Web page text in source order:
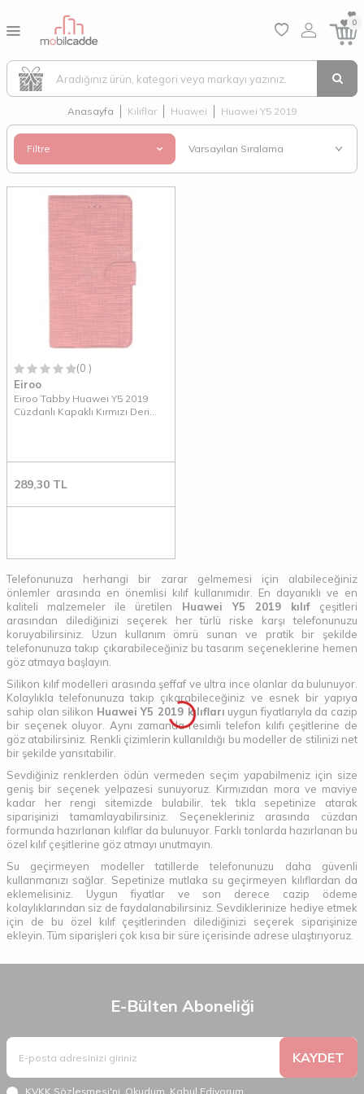
0
Anasayfa Kılıflar Huawei Huawei Y5 2019
Filtre
(0 )
Eiroo
Eiroo Tabby Huawei Y5 2019
Cüzdanlı Kapaklı Kırmızı Deri
289,30 TL
Telefonunuza herhangi bir zarar gelmemesi için alabileceğiniz
önlemler arasında en önemlisi kılıf kullanımıdır. En dayanıklı ve en
kaliteli malzemeler ile üretilen Huawei Y5 2019 kılıf çeşitleri
arasından dilediğinizi seçerek her türlü riske karşı telefonunuzu
koruyabilirsiniz. Uzun kullanım ömrü sunan ve pratik bir şekilde
telefonunuza takıp çıkarabileceğiniz bu tasarım seçeneklerine hemen
göz atmaya başlayın.
Silikon kılıf modelleri arasında şeffaf ve ultra ince olanlar da bulunuyor.
Kolaylıkla telefonunuza takıp çıkarabileceğiniz ve esnek bir yapıya
sahip olan silikon Huawei Y5 2019 kılıfları uygun fiyatlarıyla da cazip
bir seçenek oluyor. Aynı zamanda resimli telefon kılıfı çeşitlerine de
göz atabilirsiniz. Renkli çizimlerin kullanıldığı bu modeller de stilinizi net
bir şekilde yansıtabilir.
Sevdiğiniz renklerden ödün vermeden seçim yapabilmeniz için size
geniş bir seçenek yelpazesi sunuyoruz. Kırmızıdan mora ve maviye
kadar her rengi sitemizde bulabilir, tek tıkla sepetinize atarak
siparişinizi tamamlayabilirsiniz. Seçenekleriniz arasında cüzdan
formunda hazırlanan kılıflar da bulunuyor. Farklı tonlarda hazırlanan bu
özel kılıf çeşitlerine göz atmayı unutmayın.
Su geçirmeyen modeller tatillerde telefonunuzu daha güvenli
kullanmanızı sağlar. Sepetinize mutlaka su geçirmeyen kılıflardan da
eklemelisiniz. Uygun fiyatlar ve son derece cazip ödeme
kolaylıklarından siz de faydalanabilirsiniz. Sevdiklerinize hediye etmek
için de bu özel kılıf çeşitlerinden dilediğinizi seçerek siparişinize
ekleyin. Tüm siparişleri çok kısa bir süre içerisinde adrese ulaştırıyoruz.
E-Bülten Aboneliği
KAYDET
KVKK Sözleşmesi'ni , Okudum, Kabul Ediyorum.